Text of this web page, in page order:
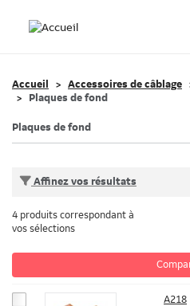
Accueil Accessoires de câblage
Plaques de fond
Plaques de fond
Affinez vos résultats
4 produits correspondant à
vos sélections
A218